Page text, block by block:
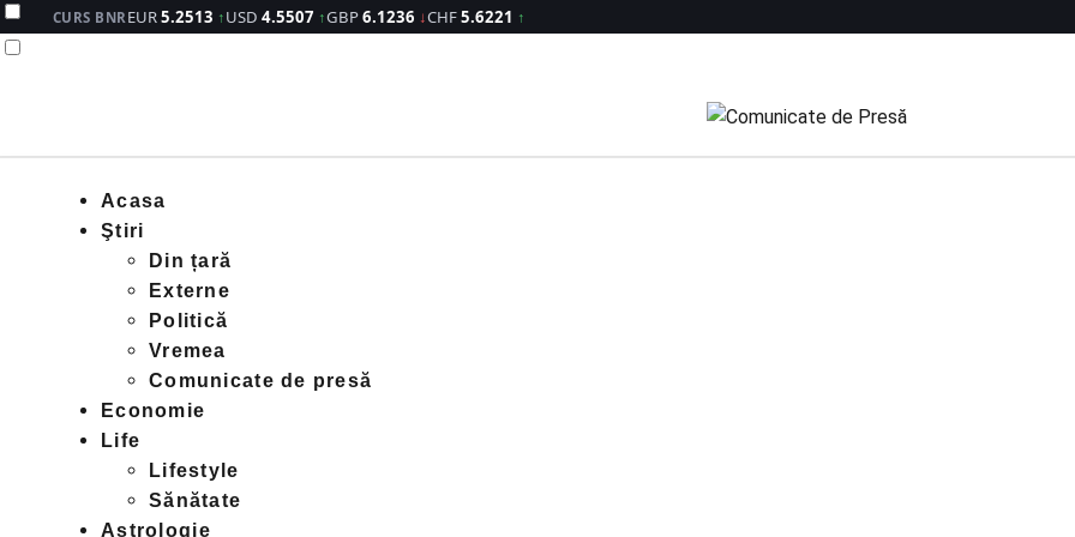
CURS BNR EUR5.2513 ↑USD 4.5507 ↑GBP6.1236 ↓CHF5.6221 ↑
Acasa
Ştiri
Din țară
Externe
Politică
Vremea
Comunicate de presă
Economie
Life
Lifestyle
Sănătate
Astrologie